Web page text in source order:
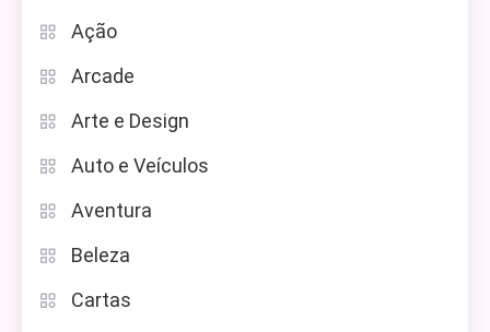
Ação
Arcade
Arte e Design
Auto e Veículos
Aventura
Beleza
Cartas